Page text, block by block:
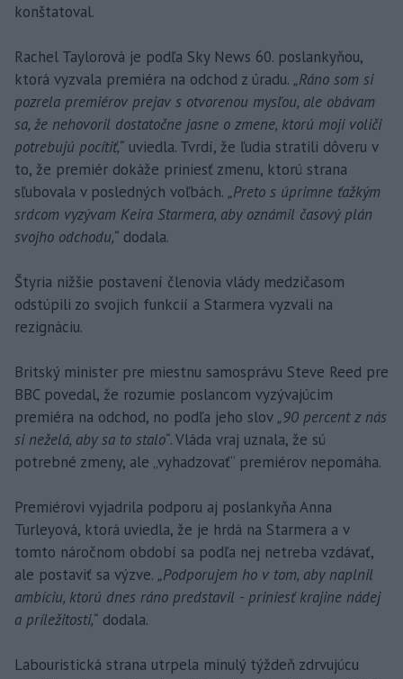
konštatoval.
Rachel Taylorová je podľa Sky News 60. poslankyňou,
ktorá vyzvala premiéra na odchod z úradu. „Ráno som si
pozrela premiérov prejav s otvorenou mysľou, ale obávam
sa, že nehovoril dostatočne jasne o zmene, ktorú moji voliči
potrebujú pocítiť,“ uviedla. Tvrdí, že ľudia stratili dôveru v
to, že premiér dokáže priniesť zmenu, ktorú strana
sľubovala v posledných voľbách. „Preto s úprimne ťažkým
srdcom vyzývam Keira Starmera, aby oznámil časový plán
svojho odchodu,“ dodala.
Štyria nižšie postavení členovia vlády medzičasom
odstúpili zo svojich funkcií a Starmera vyzvali na
rezignáciu.
Britský minister pre miestnu samosprávu Steve Reed pre
BBC povedal, že rozumie poslancom vyzývajúcim
premiéra na odchod, no podľa jeho slov„90 percent z nás
si neželá, aby sa to stalo“. Vláda vraj uznala, že sú
potrebné zmeny, ale „vyhadzovať“ premiérov nepomáha.
Premiérovi vyjadrila podporu aj poslankyňa Anna
Turleyová, ktorá uviedla, že je hrdá na Starmera a v
tomto náročnom období sa podľa nej netreba vzdávať,
ale postaviť sa výzve. „Podporujem ho v tom, aby naplnil
ambíciu, ktorú dnes ráno predstavil - priniesť krajine nádej
a príležitosti,“ dodala.
Labouristická strana utrpela minulý týždeň zdrvujúcu